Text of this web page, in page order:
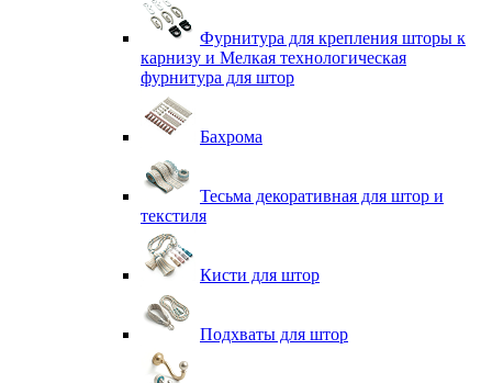
Фурнитура для крепления шторы к
карнизу и Мелкая технологическая
фурнитура для штор
Бахрома
Тесьма декоративная для штор и
текстиля
Кисти для штор
Подхваты для штор